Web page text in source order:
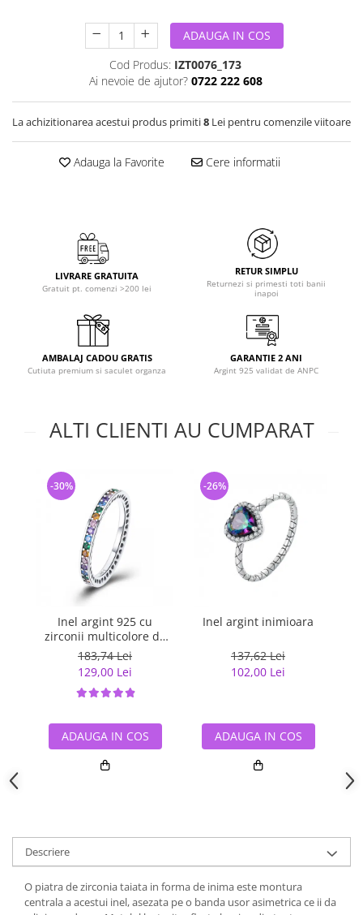
ADAUGA IN COS
Cod Produs: IZT0076_173
Ai nevoie de ajutor? 0722 222 608
La achizitionarea acestui produs primiti8 Lei pentru comenzile viitoare
Adauga la Favorite Cere informatii
LIVRARE GRATUITA
Gratuit pt. comenzi >200 lei
RETUR SIMPLU
Returnezi si primesti toti banii
inapoi
AMBALAJ CADOU GRATIS
Cutiuta premium si saculet organza
GARANTIE 2 ANI
Argint 925 validat de ANPC
ALTI CLIENTI AU CUMPARAT
Inel argint 925 cu
zirconii multicolore de
jur imprejur - Be Elegant
IST0057
183,74 Lei
129,00 Lei
-30%
ADAUGA IN COS
Inel argint inimioara
137,62 Lei
102,00 Lei
-26%
ADAUGA IN COS
Descriere
O piatra de zirconia taiata in forma de inima este montura
centrala a acestui inel, asezata pe o banda usor asimetrica ce ii da